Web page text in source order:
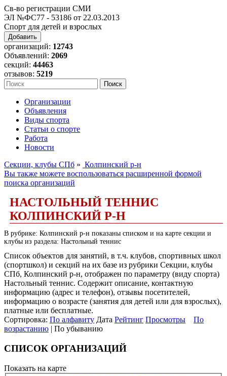
Св-во регистрации СМИ
ЭЛ №ФС77 - 53186 от 22.03.2013
Спорт для детей и взрослых
Добавить
организаций: 12743
Объявлений: 2069
секций: 44463
отзывов: 5219
Организации
Объявления
Виды спорта
Статьи о спорте
Работа
Новости
Секции, клубы СПб » Колпинский р-н
Вы также можете воспользоваться расширенной формой
поиска организаций
НАСТОЛЬНЫЙ ТЕННИС
КОЛПИНСКИЙ Р-Н
В рубрике: Колпинский р-н показаны списком и на карте секции и
клубы из раздела: Настольный теннис
Список объектов для занятий, в т.ч. клубов, спортивных школ
(спортшкол) и секций на их базе из рубрики Секции, клубы
СПб, Колпинский р-н, отображен по параметру (виду спорта)
Настольный теннис. Содержит описание, контактную
информацию (адрес и телефон), отзывы посетителей,
информацию о возрасте (занятия для детей или для взрослых),
платные или бесплатные.
Сортировка: По алфавиту Дата Рейтинг Просмотры
По
возрастанию | По убыванию
СПИСОК ОРГАНИЗАЦИЙ
Показать на карте